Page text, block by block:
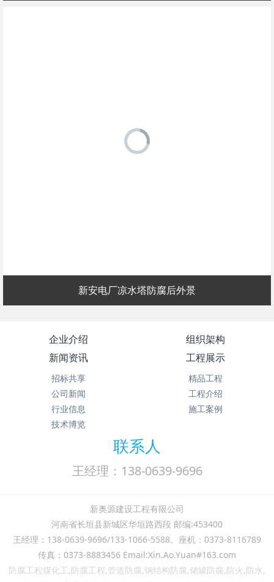
新安电厂凉水塔防腐后外景
企业介绍
组织架构
新闻资讯
招标共享
公司新闻
行业信息
技术博览
工程展示
精品工程
工程介绍
施工案例
联系人
王经理：138-0639-9696
新奥源建设工程有限公司
河南省长垣县新城区华垣路西段 邮编:453400
王经理：138-0639-9696/133-1066-5588。座机：0373-8116789
传真：0373-8883456 Email:Xin.Ao.Yuan#163.com
防腐工程煤化工,防腐工程,管道防腐,钢结构防腐,储罐防腐,防火,防水,